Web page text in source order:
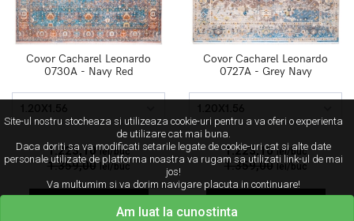
Covor Cacharel Leonardo
0730A - Navy Red
1.223,10 lei/buc
1.359,00 lei/buc
Adauga in cos
Covor Cacharel Leonardo
0727A - Grey Navy
1.223,10lei/buc
1.359,00 lei/buc
Adauga in cos
Site-ul nostru stocheaza si utilizeaza cookie-uri pentru a va oferi o experienta
de utilizare cat mai buna.
Daca doriti sa va modificati setarile legate de cookie-uri cat si alte date
personale utilizate de platforma noastra va rugam sa utilizati link-ul de mai
jos!
Va multumim si va dorim navigare placuta in continuare!
Am luat la cunostinta